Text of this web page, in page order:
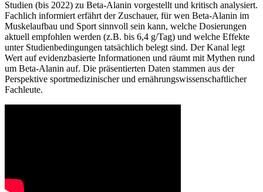
Studien (bis 2022) zu Beta-Alanin vorgestellt und kritisch analysiert.
Fachlich informiert erfährt der Zuschauer, für wen Beta-Alanin im
Muskelaufbau und Sport sinnvoll sein kann, welche Dosierungen
aktuell empfohlen werden (z.B. bis 6,4 g/Tag) und welche Effekte
unter Studienbedingungen tatsächlich belegt sind. Der Kanal legt
Wert auf evidenzbasierte Informationen und räumt mit Mythen rund
um Beta-Alanin auf. Die präsentierten Daten stammen aus der
Perspektive sportmedizinischer und ernährungswissenschaftlicher
Fachleute.